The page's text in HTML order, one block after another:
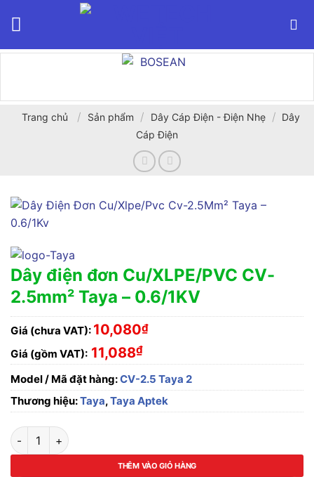
Trang chủ / Sản phẩm / Dây Cáp Điện - Điện Nhẹ / Dây
Cáp Điện
Dây điện đơn Cu/XLPE/PVC CV-
2.5mm² Taya – 0.6/1KV
Giá (chưa VAT): 10,080₫
Giá (gồm VAT): 11,088₫
Model / Mã đặt hàng:CV-2.5 Taya 2
Thương hiệu:Taya,Taya Aptek
Dây điện đơn Cu/XLPE/PVC CV-2.5mm² Taya - 0.6/1KV số
THÊM VÀO GIỎ HÀNG